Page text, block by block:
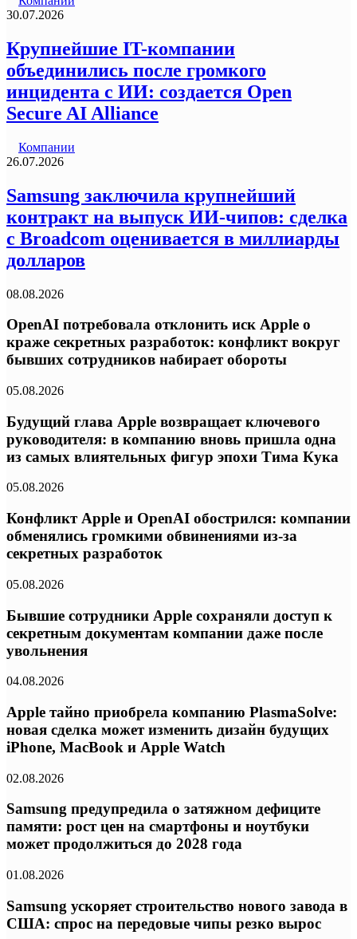
30.07.2026
Крупнейшие IT-компании
объединились после громкого
инцидента с ИИ: создается Open
Secure AI Alliance
Компании
26.07.2026
Samsung заключила крупнейший
контракт на выпуск ИИ-чипов: сделка
с Broadcom оценивается в миллиарды
долларов
08.08.2026
OpenAI потребовала отклонить иск Apple о
краже секретных разработок: конфликт вокруг
бывших сотрудников набирает обороты
05.08.2026
Будущий глава Apple возвращает ключевого
руководителя: в компанию вновь пришла одна
из самых влиятельных фигур эпохи Тима Кука
05.08.2026
Конфликт Apple и OpenAI обострился: компании
обменялись громкими обвинениями из-за
секретных разработок
05.08.2026
Бывшие сотрудники Apple сохраняли доступ к
секретным документам компании даже после
увольнения
04.08.2026
Apple тайно приобрела компанию PlasmaSolve:
новая сделка может изменить дизайн будущих
iPhone, MacBook и Apple Watch
02.08.2026
Samsung предупредила о затяжном дефиците
памяти: рост цен на смартфоны и ноутбуки
может продолжиться до 2028 года
01.08.2026
Samsung ускоряет строительство нового завода в
США: спрос на передовые чипы резко вырос